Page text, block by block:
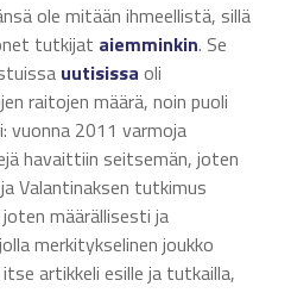
ole mitään ihmeellistä, sillä
tutkijat aiemminkin. Se
uutisissa oli
raitojen määrä, noin puoli
vuonna 2011 varmoja
havaittiin seitsemän, joten
Valantinaksen tutkimus
määrällisesti ja
merkitykselinen joukko
artikkeli esille ja tutkailla,